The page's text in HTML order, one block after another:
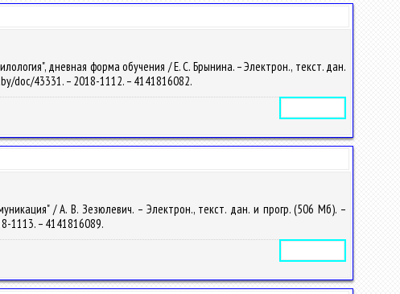
дневная форма обучения / Е. С. Брынина. – Электрон., текст. дан.
doc/43331. – 2018-1112. – 4141816082.
/ А. В. Зезюлевич. – Электрон., текст. дан. и прогр. (506 Мб). –
1113. – 4141816089.